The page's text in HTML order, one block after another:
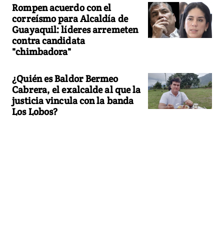
Rompen acuerdo con el
correísmo para Alcaldía de
Guayaquil: líderes arremeten
contra candidata
"chimbadora"
¿Quién es Baldor Bermeo
Cabrera, el exalcalde al que la
justicia vincula con la banda
Los Lobos?